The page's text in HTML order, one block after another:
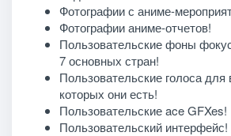
Фотографии с аниме-
Фотографии аниме-отчетов!
Пользовательские фоны
7 основных стран!
Пользовательские голоса для
которых они есть!
Пользовательские ace GFXes!
Пользовательский интерфейс!